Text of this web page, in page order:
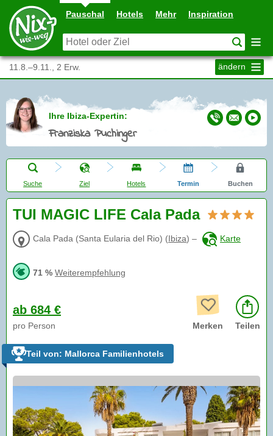
Pauschal Hotels Mehr Inspiration
11.8.–9.11., 2 Erw. ändern
Ihre Ibiza-Expertin:
Franziska Puchinger
Suche Ziel Hotels Termin Buchen
TUI MAGIC LIFE Cala Pada
Cala Pada (Santa Eularia del Rio) (Ibiza) – Karte
71 % Weiterempfehlung
ab 684 €
pro Person Merken Teilen
Teil von: Mallorca Familienhotels